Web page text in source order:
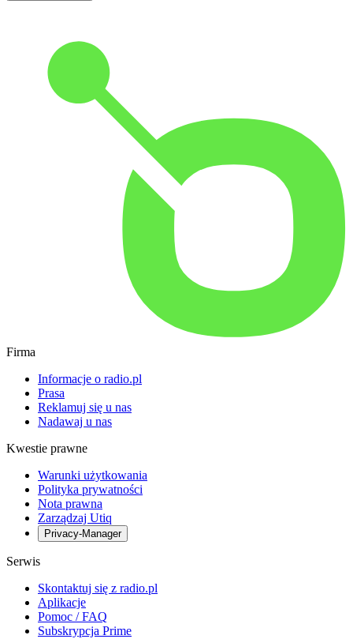
Firma
Informacje o radio.pl
Prasa
Reklamuj się u nas
Nadawaj u nas
Kwestie prawne
Warunki użytkowania
Polityka prywatności
Nota prawna
Zarządzaj Utiq
Privacy-Manager
Serwis
Skontaktuj się z radio.pl
Aplikacje
Pomoc / FAQ
Subskrypcja Prime